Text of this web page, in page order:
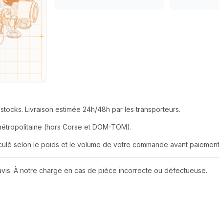
NEW HOLLAND
Wacker Neuson
Livraison estimée 24h/48h par les transporteurs.
(hors Corse et DOM-TOM).
selon le poids et le volume de votre commande avant
À notre charge en cas de pièce incorrecte ou défectueuse.